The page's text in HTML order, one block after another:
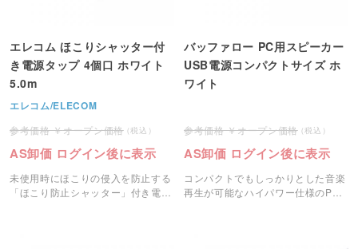
エレコム ほこりシャッター付
き電源タップ 4個口 ホワイト
5.0m
エレコム/ELECOM
オープン価格
AS卸価 ログイン後に表示
未使用時にほこりの侵入を防止する
「ほこり防止シャッター」付き電源
バッファロー PC用スピーカー
USB電源コンパクトサイズ ホ
ワイト
オープン価格
AS卸価 ログイン後に表示
コンパクトでもしっかりとした音楽
再生が可能なハイパワー仕様のPC